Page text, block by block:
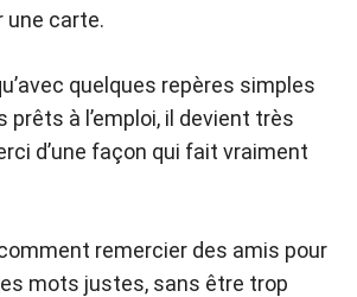
une carte.
quelques repères simples
prêts à l’emploi, il devient très
d’une façon qui fait vraiment
remercier des amis pour
mots justes, sans être trop